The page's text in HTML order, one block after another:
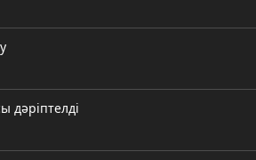
дәріптелді